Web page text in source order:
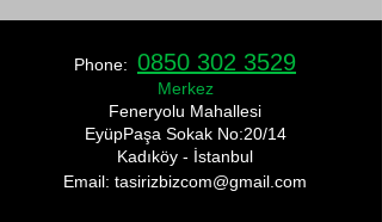
Phone: 0850 302 3529
Merkez
​Feneryolu Mahallesi
EyüpPaşa Sokak No:20/14
Kadıköy - İstanbul
Email: tasirizbizcom@gmail.com